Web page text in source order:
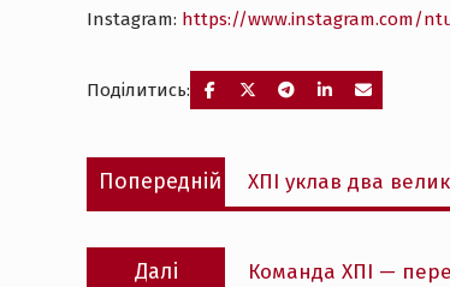
Instagram: https://www.instagram.com/
Поділитись:
Навігація
записів
Попередній
Попередній
запис:
ХПІ уклав два
Далі
Наступний
Команда ХПІ —